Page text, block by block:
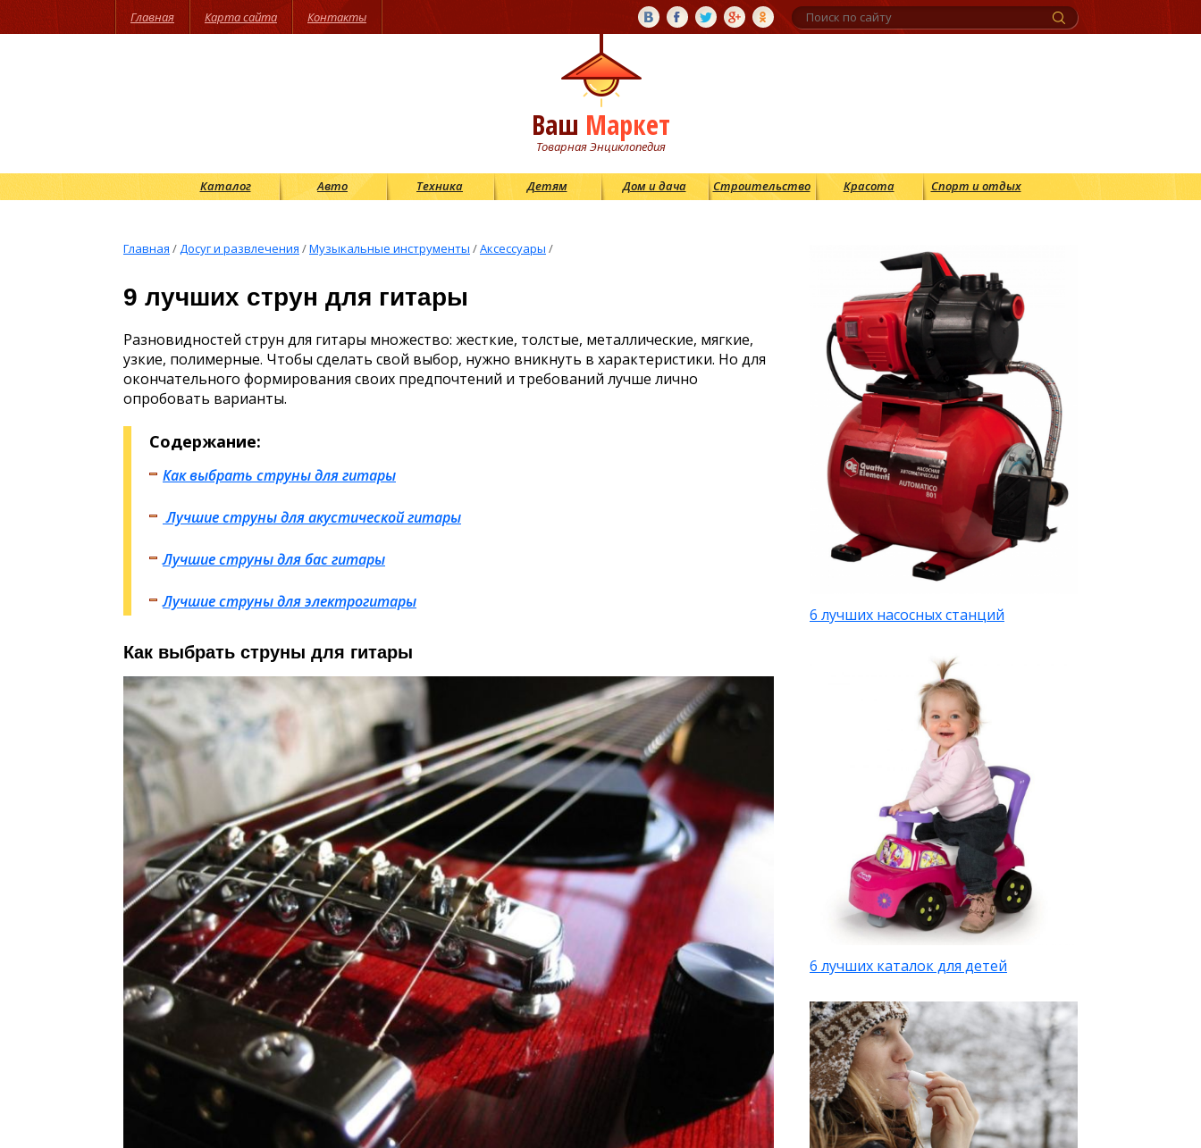
Главная Карта сайта Контакты
Ваш Маркет
Товарная Энциклопедия
Каталог Авто Техника Детям Дом и дача Строительство Красота Спорт и отдых
Главная /Досуг и развлечения /Музыкальные инструменты /Аксессуары /
9 лучших струн для гитары
Разновидностей струн для гитары множество: жесткие, толстые, металлические, мягкие,
узкие, полимерные. Чтобы сделать свой выбор, нужно вникнуть в характеристики. Но для
окончательного формирования своих предпочтений и требований лучше лично
опробовать варианты.
Содержание:
Как выбрать струны для гитары
Лучшие струны для акустической гитары
Лучшие струны для бас гитары
Лучшие струны для электрогитары
Как выбрать струны для гитары
6 лучших насосных станций
6 лучших каталок для детей